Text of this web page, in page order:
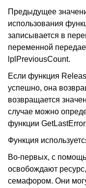
Предыдущее
использования
записывается в
переменной
lplPreviousCount.
Если функция
успешно, она
возвращается
случае можно
функции
Функция
Во-первых, с
освобождают
семафором. Они